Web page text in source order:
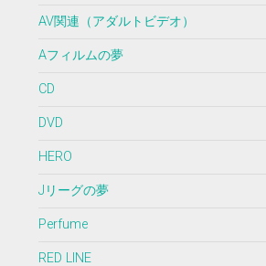
AV関連（アダルトビデオ）
Aフィルムの夢
CD
DVD
HERO
Jリーグの夢
Perfume
RED LINE